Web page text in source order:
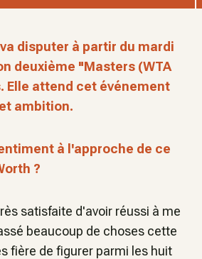
disputer à partir du mardi
deuxième "Masters (WTA
Elle attend cet événement
ambition.
à l'approche de ce
?
satisfaite d'avoir réussi à me
beaucoup de choses cette
fière de figurer parmi les huit